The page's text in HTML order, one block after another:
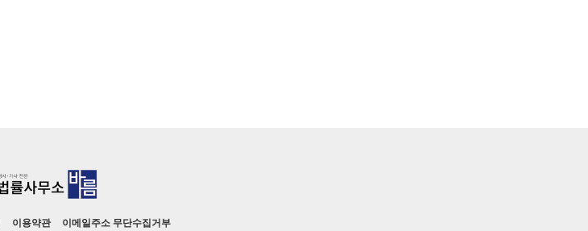
이용약관 이메일주소 무단수집거부